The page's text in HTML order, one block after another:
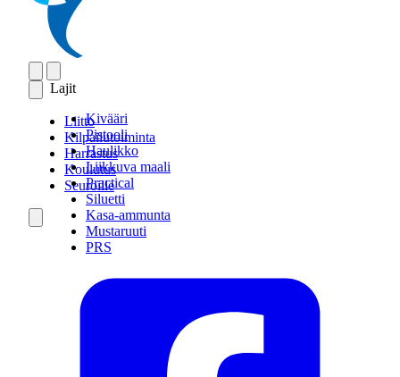
Lajit
Kivääri
Pistooli
Haulikko
Liikkuva maali
Practical
Siluetti
Kasa-ammunta
Mustaruuti
PRS
Liitto
Kilpailutoiminta
Harrastus
Koulutus
Seuroille